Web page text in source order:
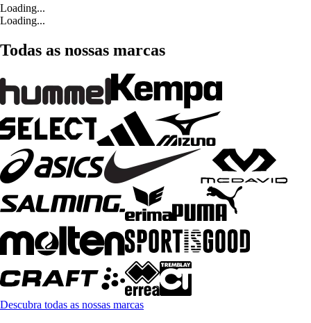
Loading...
Loading...
Todas as nossas marcas
Descubra todas as nossas marcas